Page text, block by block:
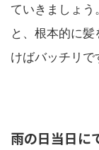
ていきましょ
と、根本的に
けばバッチリで
雨の日当日に